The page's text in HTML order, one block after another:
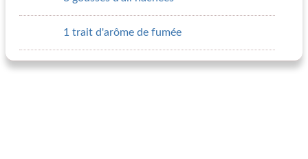
1 trait d'arôme de fumée